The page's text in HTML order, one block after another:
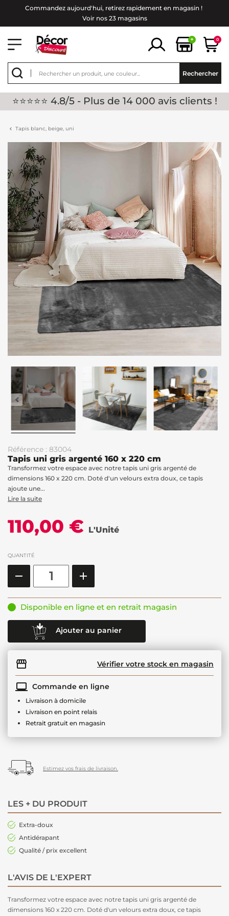
Commandez aujourd'hui, retirez rapidement en magasin !
Voir nos 23 magasins
+ 0
Rechercher
⭐⭐⭐⭐⭐ 4.8/5 - Plus de 14 000 avis clients !
Tapis blanc, beige, uni
Référence : 83004
Tapis uni gris argenté 160 x 220 cm
Transformez votre espace avec notre tapis uni gris argenté de
dimensions 160 x 220 cm. Doté d'un velours extra doux, ce tapis
ajoute une...
Lire la suite
110,00 € L'Unité
QUANTITÉ
Disponible en ligne et en retrait magasin
Ajouter au panier
Vérifier votre stock en magasin
Commande en ligne
Livraison à domicile
Livraison en point relais
Retrait gratuit en magasin
Estimez vos frais de livraison.
LES + DU PRODUIT
Extra-doux
Antidérapant
Qualité / prix excellent
L'AVIS DE L'EXPERT
Transformez votre espace avec notre tapis uni gris argenté de
dimensions 160 x 220 cm. Doté d'un velours extra doux, ce tapis